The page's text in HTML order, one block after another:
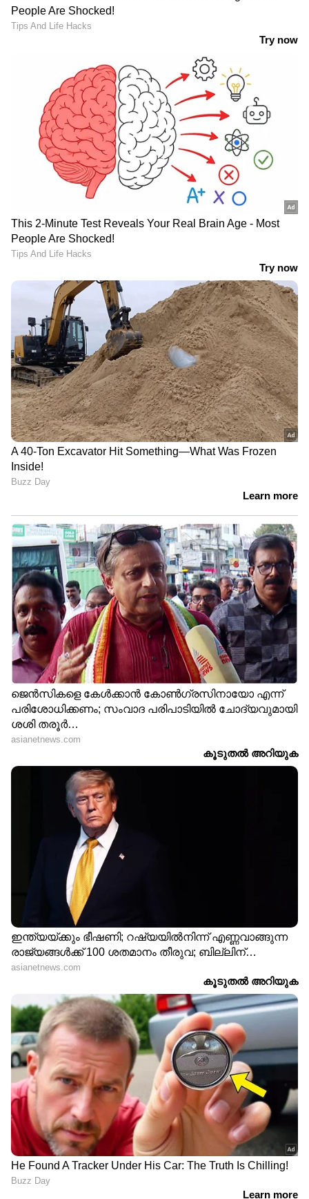
യുഎസിൽ ഉയരുന്ന രാഷ്ട്രീയ
കൊലപാതകങ്ങൾ
വധശ്രമത്തിന് അലനെ പ്രേരിപ്പിച്ചതെന്ത് എന്നത്
വ്യക്തമല്ല. കൂടി വരുന്ന രാഷ്ട്രീയ ഭിന്നതകൾ
കാരണമായി പറയുന്നുണ്ട്. ചാർലി കെർക്കിന്‍റെ
കൊലപാതകം അതിന്‍റെ വ്യക്തമായ
ഭർത്താവിന് വെടിയേറ്റത്, മിനസോട്ട പ്രതിനിധി
മെലിസ ഹോർട്ട്മാനും ഭർത്താവും വെടിയേറ്റ്
ആർക്കും ഒന്നും അറിയില്ല
കോൾ അലൻ അധ്യാപകനയിരുന്നു.
കാലിഫോർണിയ Iഇൻസ്റ്റിറ്റ്യൂട്ട് ഓഫ്
ടെക്നോളജിയിൽ പഠനം, കമലാ ഹാരിസിന്‍റെ
തെരഞ്ഞെടുപ്പ് ഫണ്ടിലേക്ക് 25 ഡോളർ
നൽകിയിട്ടുണ്ട്. ആക്രമണശ്രമത്തിന്
തൊട്ടുമുമ്പ് കുടുംബത്തിന് ഇമെയിലയച്ചു.
എല്ലാവരേയും ലക്ഷ്യംവയ്ക്കുമെന്ന്
വ്യക്തമാക്കുന്ന ഇമെയിൽ. ലോസ്
ആഞ്ചലസിലെ താമസക്കാരനാണ്. ടോറൻസ്
എന്ന് പേര്. സമാധാനപരമായ ജീവിതവും
അന്തരീക്ഷവും. അയൽക്കാർ ഞെട്ടിയത്
അലന്‍റെ ചിത്രം കണ്ടിട്ടാണ്. തൊട്ടടുത്ത്
താമസിച്ചിരുന്നയാൾ ഇങ്ങനെയാരാളോ
എന്നായി അയൽക്കാർ. അയാളെപ്പറ്റി പക്ഷേ,
അധികമൊന്നും അറിയില്ലായിരുന്നു. ആരോടും
സംസാരിക്കില്ലന്ന് പറഞ്ഞു ഒരാൾ. പക്ഷേ,
പഠനത്തിൽ കുട്ടികളെ സഹായിക്കുമായിരുന്നു.
എന്തായാലും പ്രസിഡന്‍റിന്‍റെ സുരക്ഷ
പുനപരിശോധിക്കാൻ തീരുമാനിച്ചു വൈറ്റ്
ഹൗസ്.